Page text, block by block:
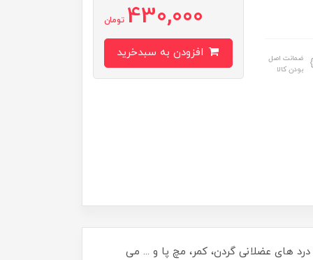
ضمانت اصل
بودن کالا
430,000 تومان
های عضلانی گردن، کمر، مچ پا و ... می